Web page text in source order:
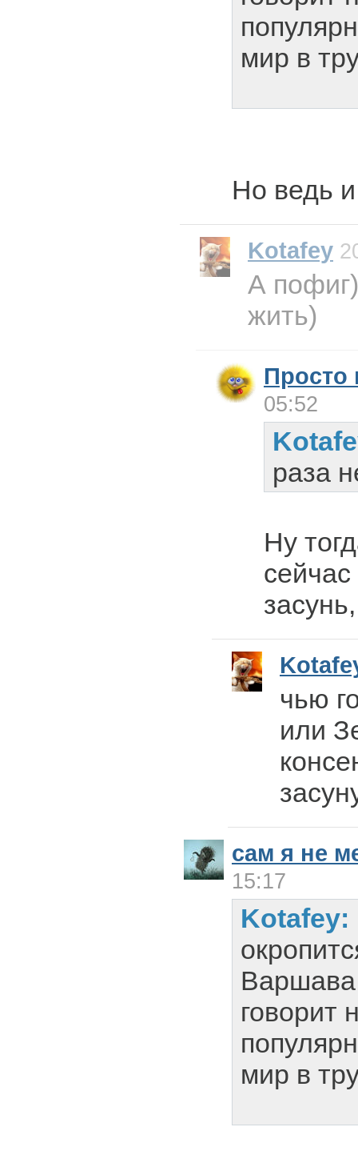
мир в
Но ведь и
Kotafey
А
жить)
Просто
05:52
раза
Ну
чью
или
сам я не
15:17
Kotafey:
говорит
мир в